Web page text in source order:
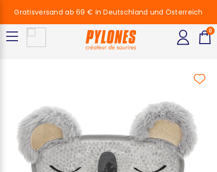
Gratisversand ab 69 € in Deutschland und Österreich
0